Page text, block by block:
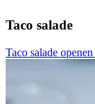
Taco salade
Taco salade openen